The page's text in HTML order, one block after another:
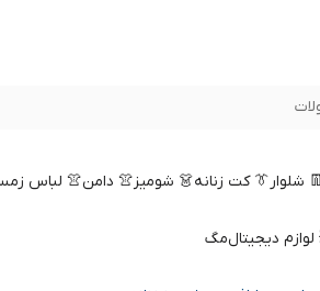
👖 شلوار👔 کت زنانه👗 شومیز👚 دامن👚 لباس
دیجیتالمگ